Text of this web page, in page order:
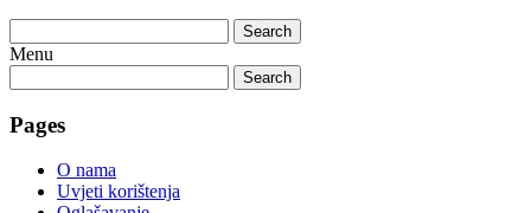
Search
Menu
Search
Pages
O nama
Uvjeti korištenja